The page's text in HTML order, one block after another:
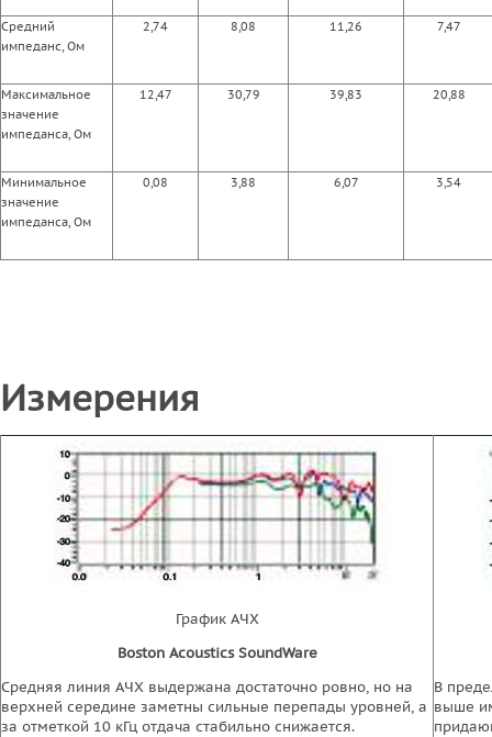
Средний
импеданс, Ом
2,74 8,08 11,26 7,47
Максимальное
значение
импеданса, Ом
12,47 30,79 39,83 20,88
Минимальное
значение
импеданса, Ом
0,08 3,88 6,07 3,54
Измерения
График АЧХ
Boston Acoustics SoundWare
Средняя линия АЧХ выдержана достаточно ровно, но на
верхней середине заметны сильные перепады уровней, а
за отметкой 10 кГц отдача стабильно снижается.
В
выше